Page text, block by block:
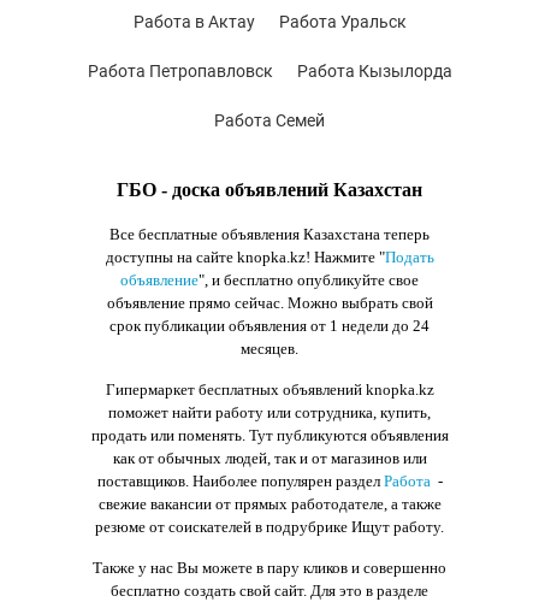
ГБО - доска объявлений Казахстан
Все бесплатные объявления Казахстана теперь
доступны на сайте knopka.kz! Нажмите "Подать
объявление", и бесплатно опубликуйте свое
объявление прямо сейчас. Можно выбрать свой
срок публикации объявления от 1 недели до 24
месяцев.
Гипермаркет бесплатных объявлений knopka.kz
поможет найти работу или сотрудника, купить,
продать или поменять. Тут публикуются объявления
как от обычных людей, так и от магазинов или
поставщиков. Наиболее популярен раздел Работа-
свежие вакансии от прямых работодателе, а также
резюме от соискателей в подрубрике Ищут работу.
Также у нас Вы можете в пару кликов и совершенно
бесплатно создать свой сайт. Для это в разделе
Работа в Актау Работа Уральск
Работа Петропавловск Работа Кызылорда
Работа Семей